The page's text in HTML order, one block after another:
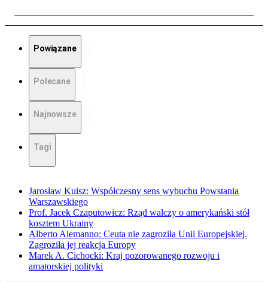
Powiązane
Polecane
Najnowsze
Tagi
Jarosław Kuisz: Współczesny sens wybuchu Powstania
Warszawskiego
Prof. Jacek Czaputowicz: Rząd walczy o amerykański stół
kosztem Ukrainy
Alberto Alemanno: Ceuta nie zagroziła Unii Europejskiej.
Zagroziła jej reakcja Europy
Marek A. Cichocki: Kraj pozorowanego rozwoju i
amatorskiej polityki